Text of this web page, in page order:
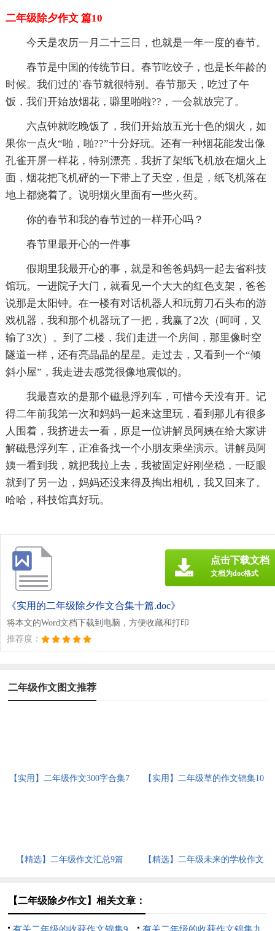
二年级除夕作文 篇10
今天是农历一月二十三日，也就是一年一度的春节。
春节是中国的传统节日。春节吃饺子，也是长年龄的
时候。我们过的`春节就很特别。春节那天，吃过了午
饭，我们开始放烟花，噼里啪啦??，一会就放完了。
六点钟就吃晚饭了，我们开始放五光十色的烟火，如
果你一点火“啪，啪??”十分好玩。还有一种烟花能发出像
孔雀开屏一样花，特别漂亮，我折了架纸飞机放在烟火上
面，烟花把飞机砰的一下带上了天空，但是，纸飞机落在
地上都烧着了。说明烟火里面有一些火药。
你的春节和我的春节过的一样开心吗？
春节里最开心的一件事
假期里我最开心的事，就是和爸爸妈妈一起去省科技
馆玩。一进院子大门，就看见一个大大的红色支架，爸爸
说那是太阳钟。在一楼有对话机器人和玩剪刀石头布的游
戏机器，我和那个机器玩了一把，我赢了2次（呵呵，又
输了3次）。到了二楼，我们走进一个房间，那里像时空
隧道一样，还有亮晶晶的星星。走过去，又看到一个“倾
斜小屋”，我走进去感觉很像地震似的。
我最喜欢的是那个磁悬浮列车，可惜今天没有开。记
得二年前我第一次和妈妈一起来这里玩，看到那儿有很多
人围着，我挤进去一看，原是一位讲解员阿姨在给大家讲
解磁悬浮列车，正准备找一个小朋友乘坐演示。讲解员阿
姨一看到我，就把我拉上去，我被固定好刚坐稳，一眨眼
就到了另一边，妈妈还没来得及掏出相机，我又回来了。
哈哈，科技馆真好玩。
《实用的二年级除夕作文合集十篇.doc》
将本文的Word文档下载到电脑，方便收藏和打印
推荐度：
点击下载文档
文档为doc格式
二年级作文图文推荐
【实用】二年级作文300字合集7
【实用】二年级草的作文锦集10
【精选】二年级作文汇总9篇
【精选】二年级未来的学校作文
【二年级除夕作文】相关文章：
有关二年级的收获作文锦集9 有关二年级的收获作文锦集九